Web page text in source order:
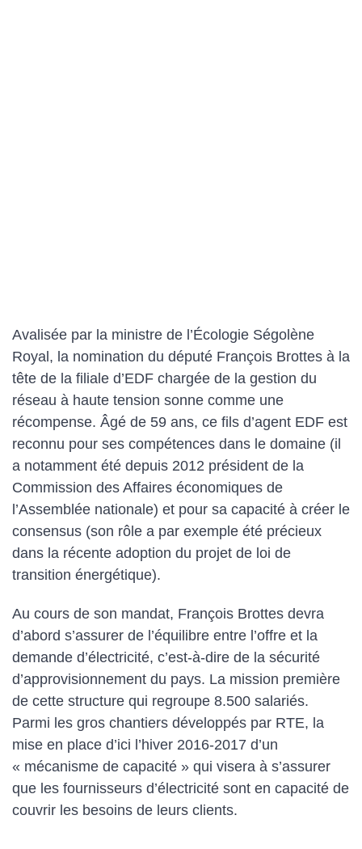
Avalisée par la ministre de l’Écologie Ségolène
Royal, la nomination du député François Brottes à la
tête de la filiale d’EDF chargée de la gestion du
réseau à haute tension sonne comme une
récompense. Âgé de 59 ans, ce fils d’agent EDF est
reconnu pour ses compétences dans le domaine (il
a notamment été depuis 2012 président de la
Commission des Affaires économiques de
l’Assemblée nationale) et pour sa capacité à créer le
consensus (son rôle a par exemple été précieux
dans la récente adoption du projet de loi de
transition énergétique).
Au cours de son mandat, François Brottes devra
d’abord s’assurer de l’équilibre entre l’offre et la
demande d’électricité, c’est-à-dire de la sécurité
d’approvisionnement du pays. La mission première
de cette structure qui regroupe 8.500 salariés.
Parmi les gros chantiers développés par RTE, la
mise en place d’ici l’hiver 2016-2017 d’un
« mécanisme de capacité » qui visera à s’assurer
que les fournisseurs d’électricité sont en capacité de
couvrir les besoins de leurs clients.